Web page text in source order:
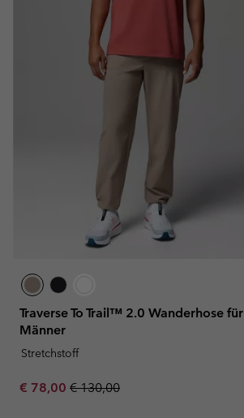
Traverse To Trail™ 2.0 Wanderhose für
Männer
Stretchstoff
Sale price:
€ 78,00 Regular price:
€ 130,00